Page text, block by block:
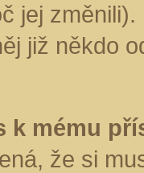
jej
již někdo
k mému
že si